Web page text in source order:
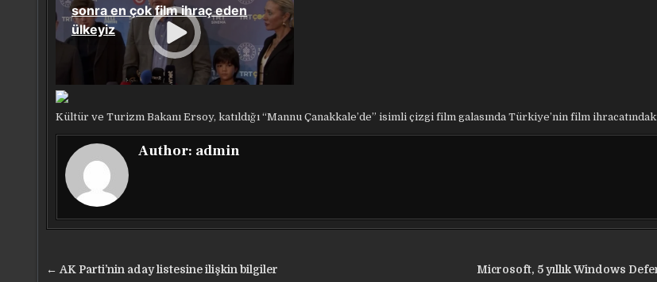
Kültür ve Turizm Bakanı Ersoy, katıldığı “Mannu Çanakkale’de” isimli çizgi film galasında Türkiye’nin film
Author: admin
Yazı Microsoft, 5 yıllık Windows
← AK Parti’nin aday listesine ilişkin bilgiler